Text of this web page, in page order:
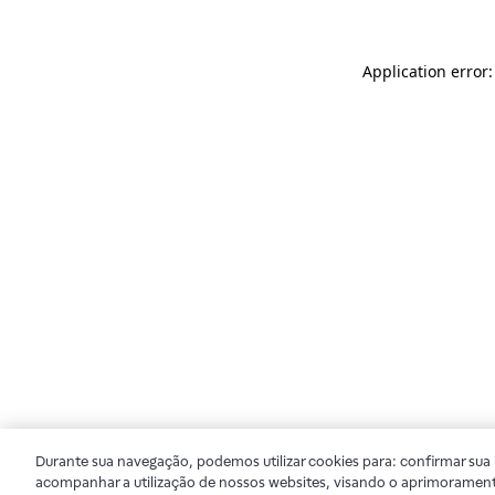
Application
Durante sua navegação, podemos utilizar cookies para: confirmar
acompanhar a utilização de nossos websites, visando o